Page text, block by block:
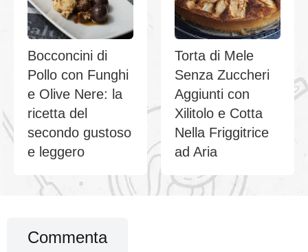
Bocconcini di
Pollo con Funghi
e Olive Nere: la
ricetta del
secondo gustoso
e leggero
Torta di Mele
Senza Zuccheri
Aggiunti con
Xilitolo e Cotta
Nella Friggitrice
ad Aria
Commenta